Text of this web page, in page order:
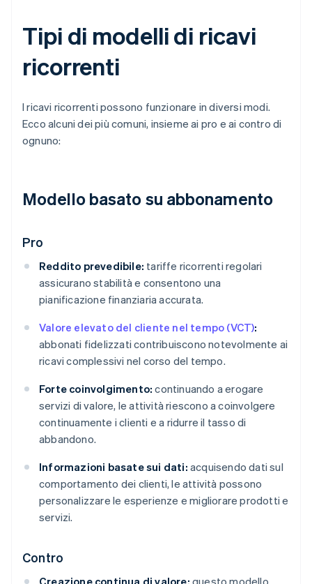
Tipi di modelli di ricavi
ricorrenti
I ricavi ricorrenti possono funzionare in diversi modi.
Ecco alcuni dei più comuni, insieme ai pro e ai contro di
ognuno:
Modello basato su abbonamento
Pro
Reddito prevedibile: tariffe ricorrenti regolari
assicurano stabilità e consentono una
pianificazione finanziaria accurata.
Valore elevato del cliente nel tempo (VCT):
abbonati fidelizzati contribuiscono notevolmente ai
ricavi complessivi nel corso del tempo.
Forte coinvolgimento: continuando a erogare
servizi di valore, le attività riescono a coinvolgere
continuamente i clienti e a ridurre il tasso di
abbandono.
Informazioni basate sui dati: acquisendo dati sul
comportamento dei clienti, le attività possono
personalizzare le esperienze e migliorare prodotti e
servizi.
Contro